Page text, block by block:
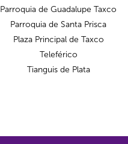
Parroquia de Guadalupe Taxco
Parroquia de Santa Prisca
Plaza Principal de Taxco
Teleférico
Tianguis de Plata